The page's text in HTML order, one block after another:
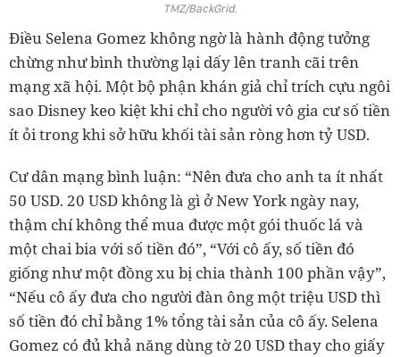
TMZ/BackGrid.
Điều Selena Gomez không ngờ là hành động tưởng
chừng như bình thường lại dấy lên tranh cãi trên
mạng xã hội. Một bộ phận khán giả chỉ trích cựu ngôi
sao Disney keo kiệt khi chỉ cho người vô gia cư số tiền
ít ỏi trong khi sở hữu khối tài sản ròng hơn tỷ USD.
Cư dân mạng bình luận: “Nên đưa cho anh ta ít nhất
50 USD. 20 USD không là gì ở New York ngày nay,
thậm chí không thể mua được một gói thuốc lá và
một chai bia với số tiền đó”, “Với cô ấy, số tiền đó
giống như một đồng xu bị chia thành 100 phần vậy”,
“Nếu cô ấy đưa cho người đàn ông một triệu USD thì
số tiền đó chỉ bằng 1% tổng tài sản của cô ấy. Selena
Gomez có đủ khả năng dùng tờ 20 USD thay cho giấy